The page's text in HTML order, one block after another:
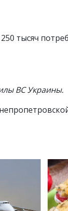
тысяч
ВС Украины.